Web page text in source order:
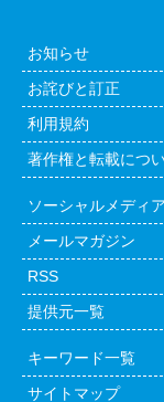
お知らせ
お詫びと訂正
利用規約
著作権と転載につ
ソーシャルメディア
メールマガジン
RSS
提供元一覧
キーワード一覧
サイトマップ